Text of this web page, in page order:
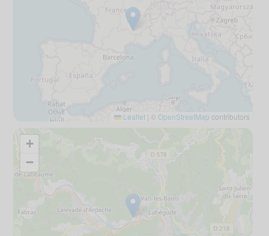
Leaflet | ©OpenStreetMap contributors
+
−